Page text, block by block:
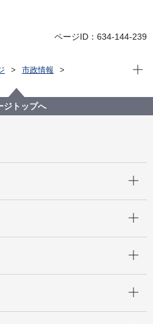
ページID：634-144-239
市政情報
ヨコハマ 2024 を開催します！
現在
ジトップへ